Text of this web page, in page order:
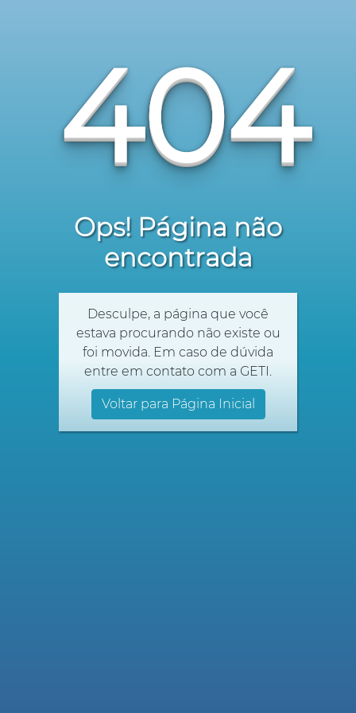
404
Ops! Página não
encontrada
Desculpe, a página que você
estava procurando não existe ou
foi movida. Em caso de dúvida
entre em contato com a GETI.
Voltar para Página Inicial